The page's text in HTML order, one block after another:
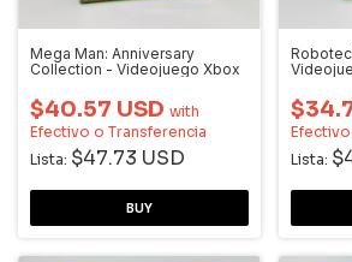
Mega Man: Anniversary
Collection - Videojuego Xbox
$40.57 USD with
Efectivo o Transferencia
Lista: $47.73 USD
Lista: